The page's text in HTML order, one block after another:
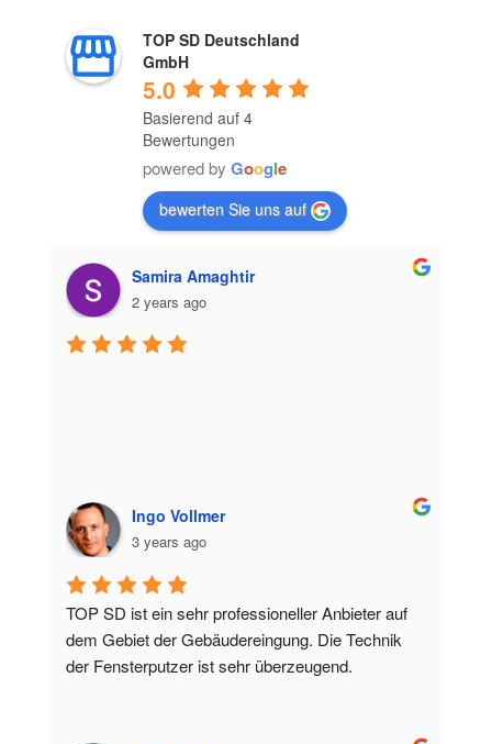
TOP SD Deutschland
GmbH
5.0
Basierend auf 4
Bewertungen
powered by Google
bewerten Sie uns auf
Samira Amaghtir
2 years ago
Ingo Vollmer
3 years ago
TOP SD ist ein sehr professioneller Anbieter auf
dem Gebiet der Gebäudereingung. Die Technik
der Fensterputzer ist sehr überzeugend.